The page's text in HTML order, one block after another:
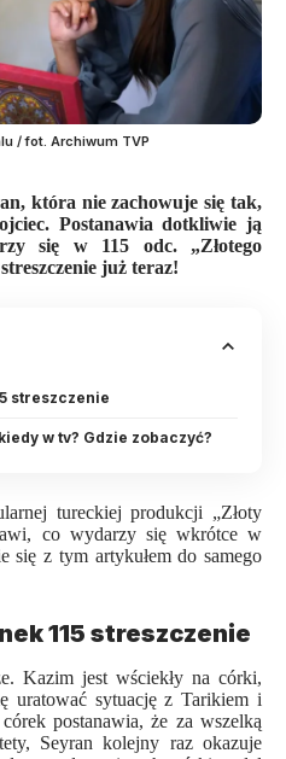
/ fot. Archiwum TVP
która nie zachowuje się tak,
Postanawia dotkliwie ją
się w 115 odc. „Złotego
już teraz!
streszczenie
w tv? Gdzie zobaczyć?
tureckiej produkcji „Złoty
co wydarzy się wkrótce w
się z tym artykułem do samego
115 streszczenie
Kazim jest wściekły na córki,
uratować sytuację z Tarikiem i
postanawia, że za wszelką
Seyran kolejny raz okazuje